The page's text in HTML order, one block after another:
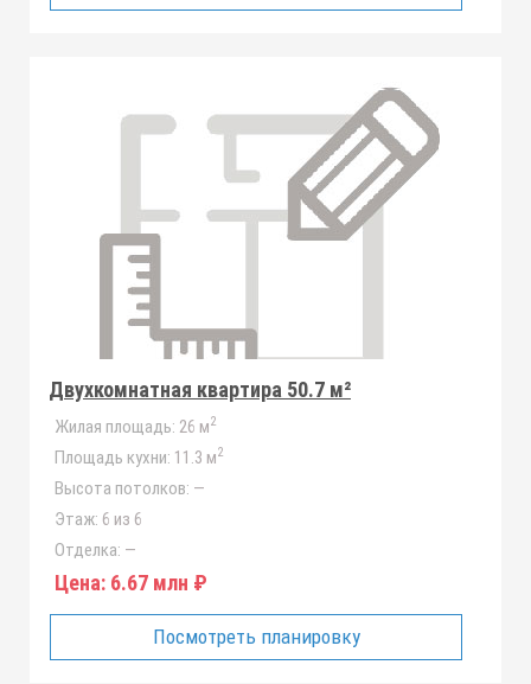
Двухкомнатная квартира 50.7 м²
Жилая площадь: 26 м2
Площадь кухни: 11.3 м2
Высота потолков: —
Этаж: 6 из 6
Отделка: —
Цена: 6.67 млн ₽
Посмотреть планировку